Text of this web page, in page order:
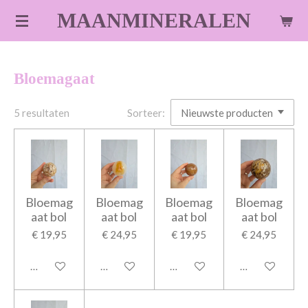
Ga
direct
hoofdinhoud
MAANMINERALEN
Bloemagaat
5 resultaten Sorteer:
Bloemag
aat bol
€ 19,95
In winkelwagen
Bloemag
aat bol
€ 24,95
In winkelwagen
Bloemag
aat bol
€ 19,95
In winkelwagen
Bloemag
aat bol
€ 24,95
In